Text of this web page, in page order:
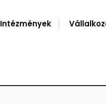
Intézmények